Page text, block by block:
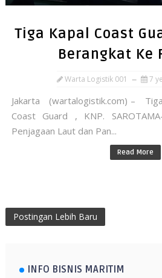
Tiga Kapal Coast
Berangkat Ke
Warta Logistik 001 7
Jakarta (wartalogistik.com) –
Coast Guard , KNP.
Penjagaan Laut dan Pan...
Read More
Postingan Lebih Baru
INFO BISNIS MARITIM